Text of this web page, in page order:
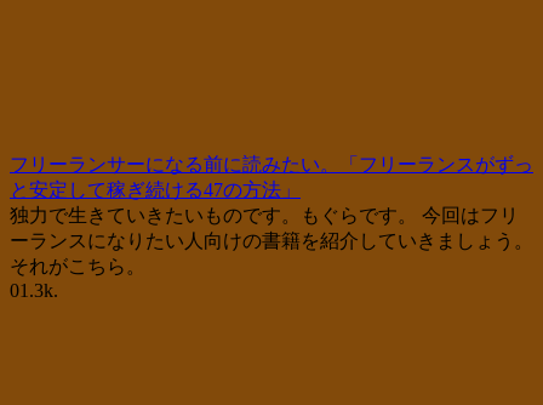
フリーランサーになる前に読みたい。「フリーランスがずっ
と安定して稼ぎ続ける47の方法」
独力で生きていきたいものです。もぐらです。 今回はフリ
ーランスになりたい人向けの書籍を紹介していきましょう。
それがこちら。
01.3k.